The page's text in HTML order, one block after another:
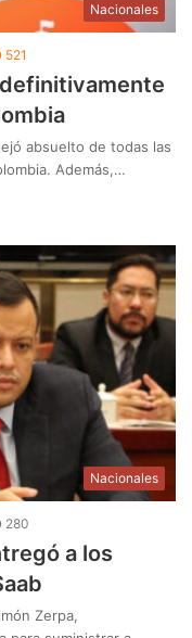
Nacionales
521
absuelto de todas las
Además,…
Nacionales
280
a los
Zerpa,